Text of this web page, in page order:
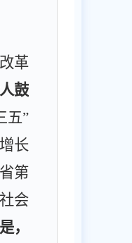
革
鼓
五”
长
第
会
，